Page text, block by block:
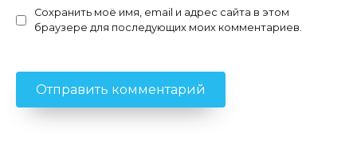
Сохранить моё имя, email и адрес сайта в этом
браузере для последующих моих комментариев.